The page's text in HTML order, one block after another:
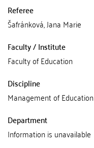
Referee
Šafránková, Jana Marie
Faculty / Institute
Faculty of Education
Discipline
Management of Education
Department
Information is unavailable